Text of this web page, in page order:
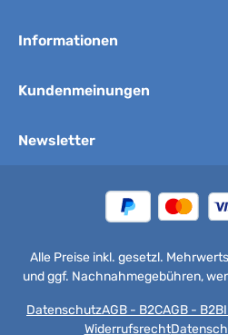
Informationen
Kundenmeinungen
Newsletter
Alle Preise inkl. gesetzl.
und ggf. Nachnahmegebühren,
DatenschutzAGB - B2CAGB - B2B
Widerrufsrecht